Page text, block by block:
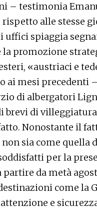
– testimonia
rispetto alle stesse
uffici spiaggia
promozione
«austriaci e
ai mesi precedenti
di albergatori
brevi di
Nonostante il
sia come quella
per la
da metà
come la
e